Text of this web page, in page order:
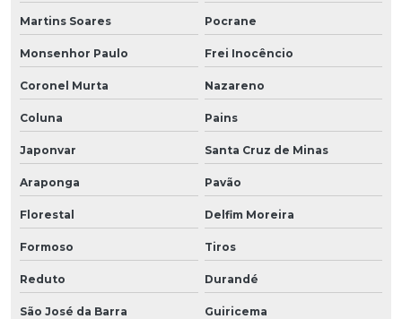
Martins Soares Pocrane
Monsenhor Paulo Frei Inocêncio
Coronel Murta Nazareno
Coluna Pains
Japonvar Santa Cruz de Minas
Araponga Pavão
Florestal Delfim Moreira
Formoso Tiros
Reduto Durandé
São José da Barra Guiricema